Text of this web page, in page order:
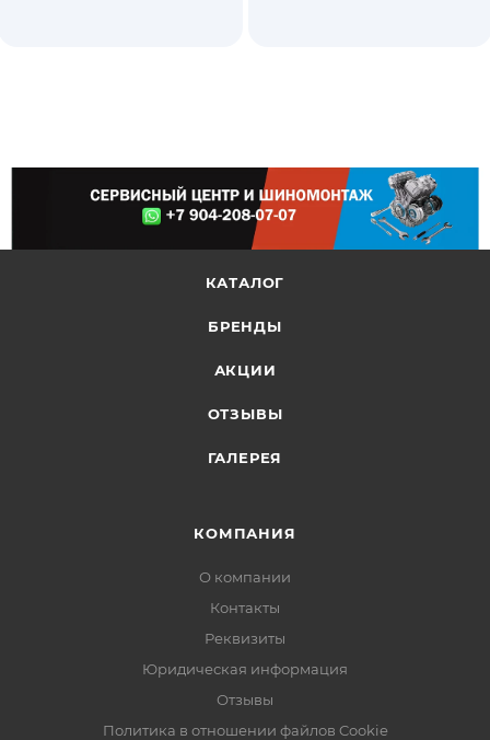
КАТАЛОГ
БРЕНДЫ
АКЦИИ
ОТЗЫВЫ
ГАЛЕРЕЯ
КОМПАНИЯ
О компании
Контакты
Реквизиты
Юридическая информация
Отзывы
Политика в отношении файлов Cookie